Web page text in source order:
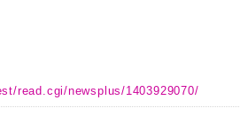
read.cgi/newsplus/1403929070/